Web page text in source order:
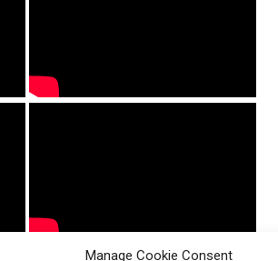
Manage Cookie Consent